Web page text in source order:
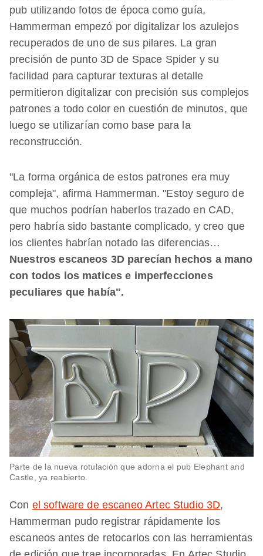
pub utilizando fotos de época como guía,
Hammerman empezó por digitalizar los azulejos
recuperados de uno de sus pilares. La gran
precisión de punto 3D de Space Spider y su
facilidad para capturar texturas al detalle
permitieron digitalizar con precisión sus complejos
patrones a todo color en cuestión de minutos, que
luego se utilizarían como base para la
reconstrucción.
"La forma orgánica de estos patrones era muy
compleja", afirma Hammerman. "Estoy seguro de
que muchos podrían haberlos trazado en CAD,
pero habría sido bastante complicado, y creo que
los clientes habrían notado las diferencias…
Nuestros escaneos 3D parecían hechos a mano
con todos los matices e imperfecciones
peculiares que había".
Parte de la nueva rotulación que adorna el pub Elephant and
Castle, ya reabierto.
Con el software de escaneo Artec Studio 3D,
Hammerman pudo registrar rápidamente los
escaneos antes de retocarlos con las herramientas